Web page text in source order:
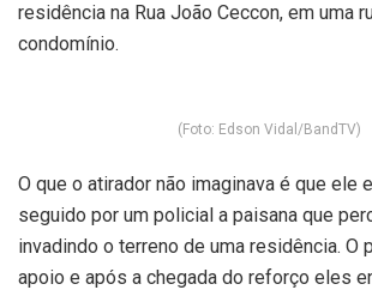
residência na Rua João Ceccon, em uma
condomínio.
(Foto: Edson Vidal/BandTV)
O que o atirador não imaginava é que ele
seguido por um policial a paisana que
invadindo o terreno de uma residência. O
apoio e após a chegada do reforço eles